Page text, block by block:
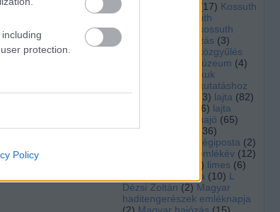
protection.
Policy
(17) Kossuth
Kossuth
kossuth
koszorúzás (3)
közgyűlés
közlekedési múzeum (4)
kuk
kutatáshoz
modellépítéshez
3) lajta (82)
36) lajta
monitor múzeumhajó (65)
lajta ujjászületés
36)
légiposta (2)
leitha emlékév (12)
) limes (6)
Lusitania (10) L
Dézsi Zoltán (2) Magyar
haditengerészek emléknapja